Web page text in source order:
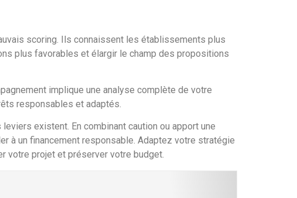
scoring. Ils connaissent les établissements plus
plus favorables et élargir le champ des propositions
implique une analyse complète de votre
responsables et adaptés.
existent. En combinant caution ou apport une
à un financement responsable. Adaptez votre stratégie
projet et préserver votre budget.